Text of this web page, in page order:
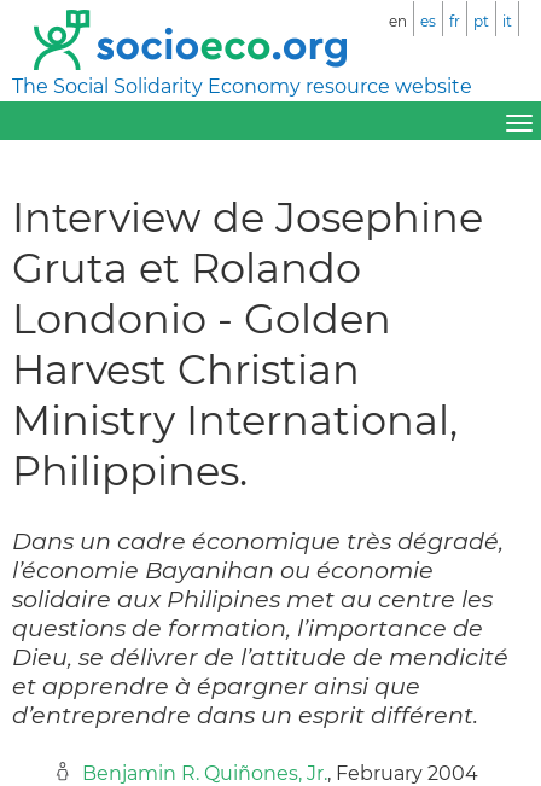
The Social Solidarity Economy resource website
en es fr pt it
Interview de Josephine
Gruta et Rolando
Londonio - Golden
Harvest Christian
Ministry International,
Philippines.
Dans un cadre économique très dégradé,
l’économie Bayanihan ou économie
solidaire aux Philipines met au centre les
questions de formation, l’importance de
Dieu, se délivrer de l’attitude de mendicité
et apprendre à épargner ainsi que
d’entreprendre dans un esprit différent.
Benjamin R. Quiñones, Jr., February 2004